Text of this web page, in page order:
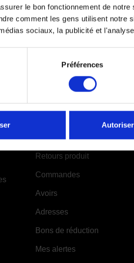
le bon fonctionnement de
comment les gens utilisent notre
sociaux, la publicité et
Préférences
VOTRE COMPTE
Informations personnelles
Retours produit
Commandes
Avoirs
Adresses
Bons de réduction
Mes alertes